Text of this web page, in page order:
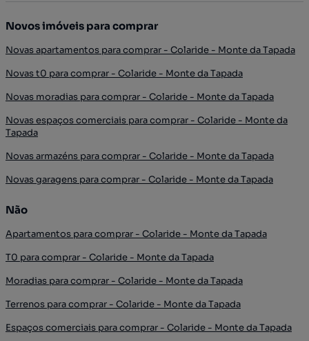
Novos imóveis para comprar
Novas apartamentos para comprar - Colaride - Monte da Tapada
Novas t0 para comprar - Colaride - Monte da Tapada
Novas moradias para comprar - Colaride - Monte da Tapada
Novas espaços comerciais para comprar - Colaride - Monte da
Tapada
Novas armazéns para comprar - Colaride - Monte da Tapada
Novas garagens para comprar - Colaride - Monte da Tapada
Não
Apartamentos para comprar - Colaride - Monte da Tapada
T0 para comprar - Colaride - Monte da Tapada
Moradias para comprar - Colaride - Monte da Tapada
Terrenos para comprar - Colaride - Monte da Tapada
Espaços comerciais para comprar - Colaride - Monte da Tapada